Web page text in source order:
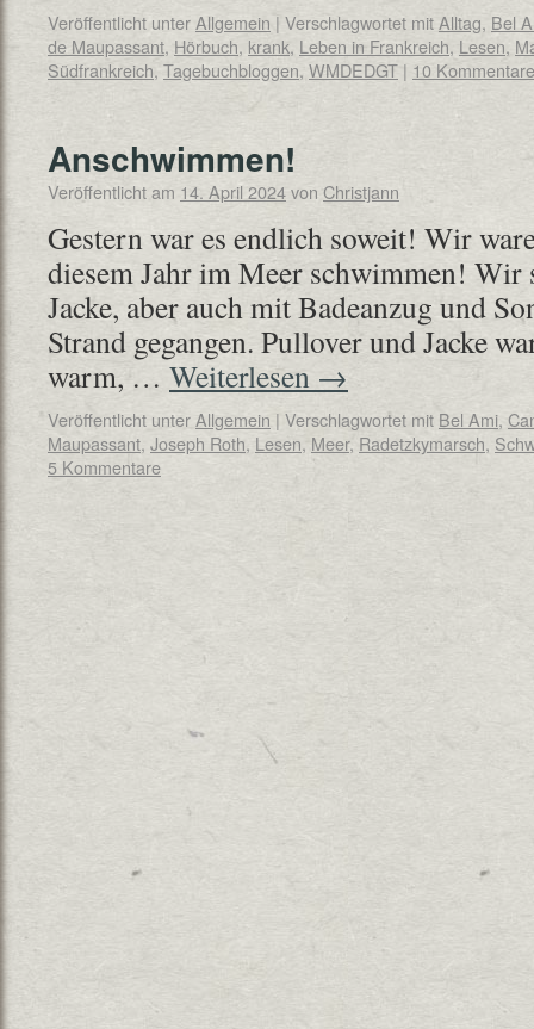
Veröffentlicht unter Allgemein | Verschlagwortet mitAlltag, Bel
de Maupassant, Hörbuch, krank, Leben in Frankreich, Lesen,
Südfrankreich, Tagebuchbloggen, WMDEDGT | 10 Kommentare
Anschwimmen!
Veröffentlicht am 14. April 2024von Christjann
Gestern war es endlich soweit! Wir
diesem Jahr im Meer schwimmen!
Jacke, aber auch mit Badeanzug und
Strand gegangen. Pullover und Jacke
warm, … Weiterlesen →
Veröffentlicht unterAllgemein | Verschlagwortet mit Bel Ami,
Maupassant, Joseph Roth, Lesen, Meer, Radetzkymarsch,
5 Kommentare